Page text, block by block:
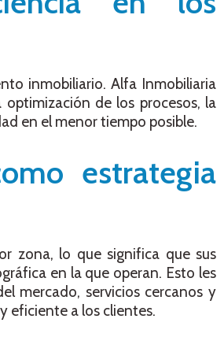
inmobiliario. Alfa Inmobiliaria
de los procesos, la
en el menor tiempo posible.
estrategia
zona, lo que significa que sus
en la que operan. Esto les
mercado, servicios cercanos y
eficiente a los clientes.